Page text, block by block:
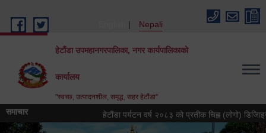
Nepali
हेटौंडा उपमहानगरपालिका, नगर कार्यपालिकाको
कार्यालय
"स्वच्छ, उत्पादनशील, समृद्ध, सहर हेटौंडा"
समाचार हेटौंडा पर्यटन वर्ष २०८३ को प्रतीक चिह्न (लोगो) डिजिाइन गर्ने